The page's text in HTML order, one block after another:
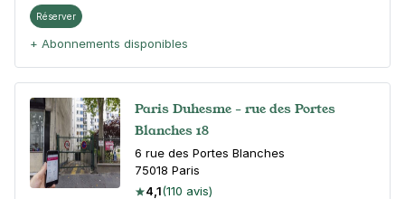
Réserver
+ Abonnements disponibles
Paris Duhesme - rue des Portes
Blanches 18
6 rue des Portes Blanches
75018 Paris
4,1(110 avis)